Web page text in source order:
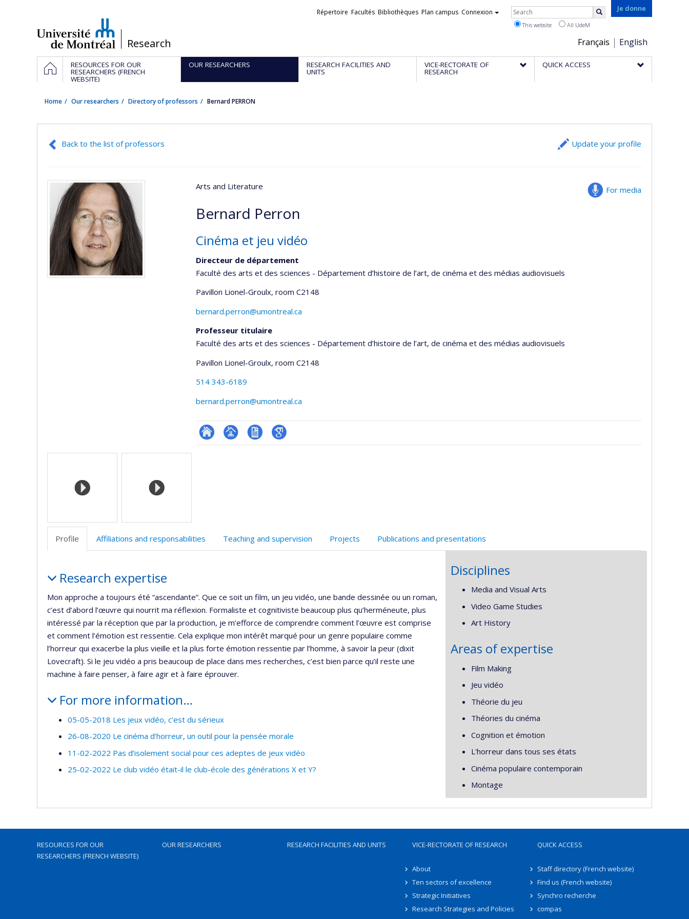
/Research
Je donne
Choix
de
la
Français English
Liens
Répertoire Facultés Bibliothèques Plan campus Connexion Rechercher
This website All UdeM
Navigation
principale
HOMERESOURCES FOR OUR
RESEARCHERS (FRENCH
WEBSITE)
OUR RESEARCHERS RESEARCH FACILITIES AND
UNITS
VICE-RECTORATE OF
RESEARCH
QUICK ACCESS
Home Our researchers Directory of professors Bernard PERRON
Back to the list of professors Update your profile
For media
Arts and Literature
Bernard Perron
Cinéma et jeu vidéo
Directeur de département
Faculté des arts et des sciences - Département d’histoire de l’art, de cinéma et des médias audiovisuels
Pavillon Lionel-Groulx, room C2148
bernard.perron@umontreal.ca
Professeur titulaire
Faculté des arts et des sciences - Département d’histoire de l’art, de cinéma et des médias audiovisuels
Pavillon Lionel-Groulx, room C2148
514 343-6189
bernard.perron@umontreal.ca
ResearchGate
Page CV
Google
Media
Profile Affiliations and responsabilities Teaching and supervision Projects Publications and presentations
Research expertise
Mon approche a toujours été “ascendante”. Que ce soit un film, un jeu vidéo, une bande dessinée ou un roman,
c’est d’abord l’œuvre qui nourrit ma réflexion. Formaliste et cognitiviste beaucoup plus qu’herméneute, plus
intéressé par la réception que par la production, je m’efforce de comprendre comment l’œuvre est comprise
et comment l’émotion est ressentie. Cela explique mon intérêt marqué pour un genre populaire comme
l’horreur qui exacerbe la plus vieille et la plus forte émotion ressentie par l’homme, à savoir la peur (dixit
Lovecraft). Si le jeu vidéo a pris beaucoup de place dans mes recherches, c’est bien parce qu’il reste une
machine à faire penser, à faire agir et à faire éprouver.
For more information…
05-05-2018 Les jeux vidéo, c’est du sérieux
26-08-2020 Le cinéma d’horreur, un outil pour la pensée morale
11-02-2022 Pas d’isolement social pour ces adeptes de jeux vidéo
25-02-2022 Le club vidéo était-il le club-école des générations X et Y?
Disciplines
Media and Visual Arts
Video Game Studies
Art History
Areas of expertise
Film Making
Jeu vidéo
Théorie du jeu
Théories du cinéma
Cognition et émotion
L'horreur dans tous ses états
Cinéma populaire contemporain
Montage
RESOURCES FOR OUR
RESEARCHERS (FRENCH WEBSITE)
OUR RESEARCHERS RESEARCH FACILITIES AND UNITS VICE-RECTORATE OF RESEARCH
About
Ten sectors of excellence
Strategic Initiatives
Research Strategies and Policies
QUICK ACCESS
Staff directory (French website)
Find us (French website)
Synchro recherche
compas